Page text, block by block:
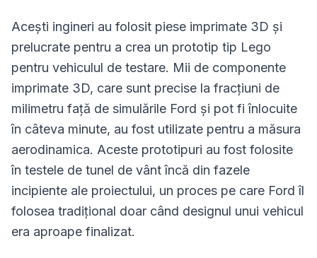
Acești ingineri au folosit piese imprimate 3D și
prelucrate pentru a crea un prototip tip Lego
pentru vehiculul de testare. Mii de componente
imprimate 3D, care sunt precise la fracțiuni de
milimetru față de simulările Ford și pot fi înlocuite
în câteva minute, au fost utilizate pentru a măsura
aerodinamica. Aceste prototipuri au fost folosite
în testele de tunel de vânt încă din fazele
incipiente ale proiectului, un proces pe care Ford îl
folosea tradițional doar când designul unui vehicul
era aproape finalizat.